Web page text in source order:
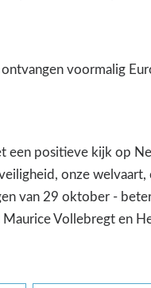
voormalig
een positieve kijk op
onze
van 29 oktober -
Vollebregt en